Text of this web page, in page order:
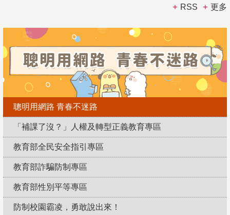
RSS 更多
聰明用網路 青春不迷路
「補課了沒？」人權及轉型正義教育專區
教育部全民安全指引專區
教育部詐騙防制專區
教育部性別平等專區
防制校園霸凌，勇敢說出來！